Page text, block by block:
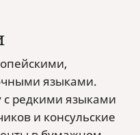
языками.
с редкими языками
и консульские